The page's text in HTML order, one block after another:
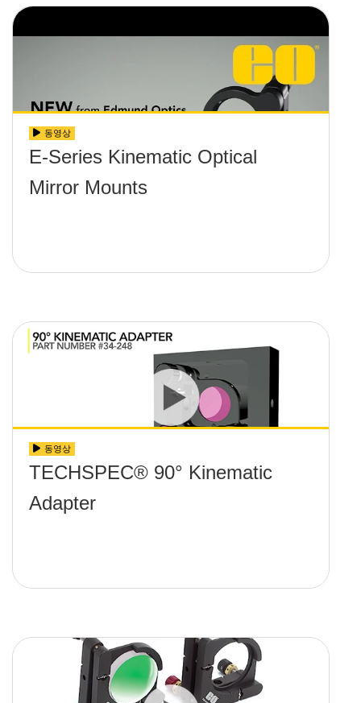
동영상
E-Series Kinematic Optical
Mirror Mounts
동영상
TECHSPEC® 90° Kinematic
Adapter